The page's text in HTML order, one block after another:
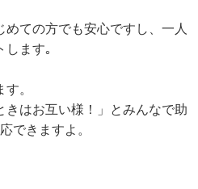
く、事務所や廊下、階段やお手
します｡
ます。
応できますよ。